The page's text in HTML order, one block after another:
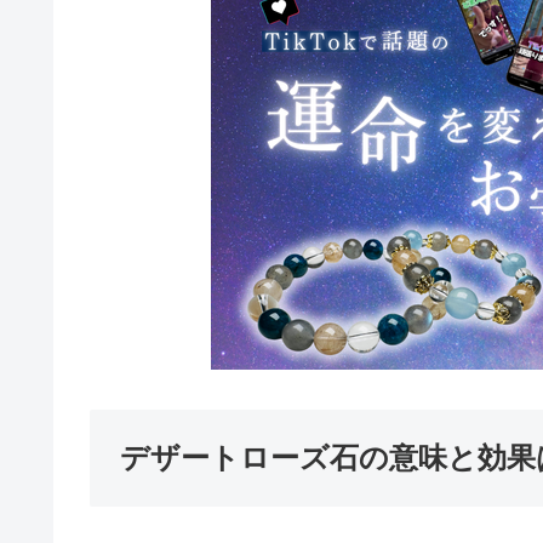
デザートローズ石の意味と効果